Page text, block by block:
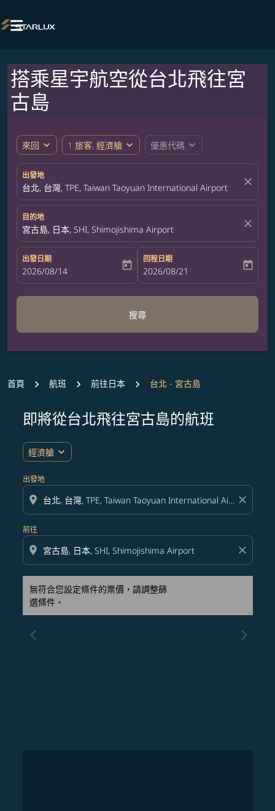

搭乘星宇航空從台北飛往宮
古島
來回 expand_more 1 旅客, 經濟艙 expand_more 優惠代碼 expand_more
出發地
台北, 台灣, TPE, Taiwan Taoyuan International Airport close
目的地
宮古島, 日本, SHI, Shimojishima Airport close
出發日期
fc-booking-departure-date-aria-label
2026/08/14 today
回程日期
fc-booking-return-date-aria-label
2026/08/21 today
搜尋
首頁 航班 前往日本 台北 - 宮古島
即將從台北飛往宮古島的航班
經濟艙 expand_more
出發地
location_on close
前往
location_on close
無符合您設定條件的票價，請調整篩
選條件。
無符合您設定條件的票價，請調整篩選條件。
chevron_left chevron_right